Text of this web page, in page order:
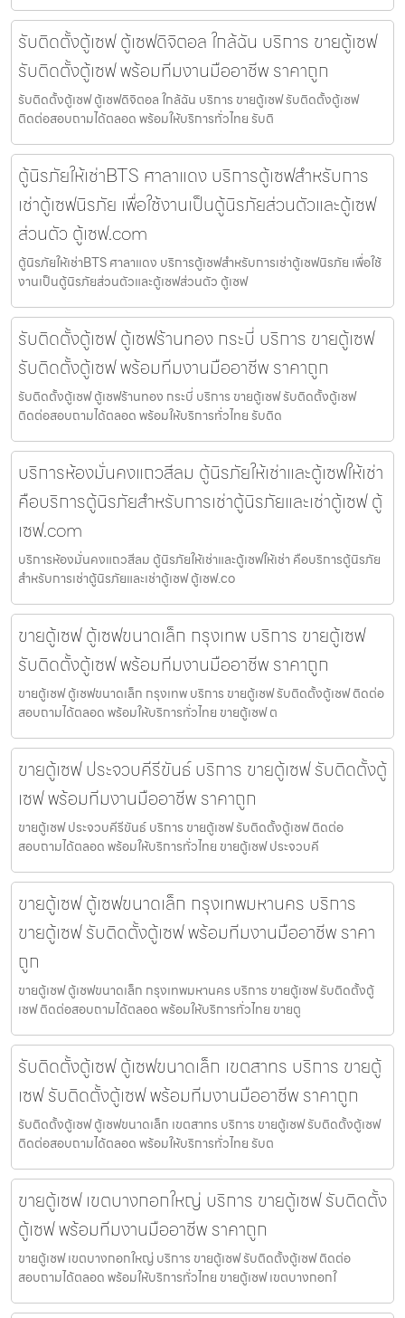
รับติดตั้งตู้เซฟ ตู้เซฟดิจิตอล ใกล้ฉัน บริการ ขายตู้เซฟ
รับติดตั้งตู้เซฟ พร้อมทีมงานมืออาชีพ ราคาถูก
รับติดตั้งตู้เซฟ ตู้เซฟดิจิตอล ใกล้ฉัน บริการ ขายตู้เซฟ รับติดตั้งตู้เซฟ
ติดต่อสอบถามได้ตลอด พร้อมให้บริการทั่วไทย รับติ
ตู้นิรภัยให้เช่าBTS ศาลาแดง บริการตู้เซฟสำหรับการ
เช่าตู้เซฟนิรภัย เพื่อใช้งานเป็นตู้นิรภัยส่วนตัวและตู้เซฟ
ส่วนตัว ตู้เซฟ.com
ตู้นิรภัยให้เช่าBTS ศาลาแดง บริการตู้เซฟสำหรับการเช่าตู้เซฟนิรภัย เพื่อใช้
งานเป็นตู้นิรภัยส่วนตัวและตู้เซฟส่วนตัว ตู้เซฟ
รับติดตั้งตู้เซฟ ตู้เซฟร้านทอง กระบี่ บริการ ขายตู้เซฟ
รับติดตั้งตู้เซฟ พร้อมทีมงานมืออาชีพ ราคาถูก
รับติดตั้งตู้เซฟ ตู้เซฟร้านทอง กระบี่ บริการ ขายตู้เซฟ รับติดตั้งตู้เซฟ
ติดต่อสอบถามได้ตลอด พร้อมให้บริการทั่วไทย รับติด
บริการห้องมั่นคงแถวสีลม ตู้นิรภัยให้เช่าและตู้เซฟให้เช่า
คือบริการตู้นิรภัยสำหรับการเช่าตู้นิรภัยและเช่าตู้เซฟ ตู้
เซฟ.com
บริการห้องมั่นคงแถวสีลม ตู้นิรภัยให้เช่าและตู้เซฟให้เช่า คือบริการตู้นิรภัย
สำหรับการเช่าตู้นิรภัยและเช่าตู้เซฟ ตู้เซฟ.co
ขายตู้เซฟ ตู้เซฟขนาดเล็ก กรุงเทพ บริการ ขายตู้เซฟ
รับติดตั้งตู้เซฟ พร้อมทีมงานมืออาชีพ ราคาถูก
ขายตู้เซฟ ตู้เซฟขนาดเล็ก กรุงเทพ บริการ ขายตู้เซฟ รับติดตั้งตู้เซฟ ติดต่อ
สอบถามได้ตลอด พร้อมให้บริการทั่วไทย ขายตู้เซฟ ต
ขายตู้เซฟ ประจวบคีรีขันธ์ บริการ ขายตู้เซฟ รับติดตั้งตู้
เซฟ พร้อมทีมงานมืออาชีพ ราคาถูก
ขายตู้เซฟ ประจวบคีรีขันธ์ บริการ ขายตู้เซฟ รับติดตั้งตู้เซฟ ติดต่อ
สอบถามได้ตลอด พร้อมให้บริการทั่วไทย ขายตู้เซฟ ประจวบคี
ขายตู้เซฟ ตู้เซฟขนาดเล็ก กรุงเทพมหานคร บริการ
ขายตู้เซฟ รับติดตั้งตู้เซฟ พร้อมทีมงานมืออาชีพ ราคา
ถูก
ขายตู้เซฟ ตู้เซฟขนาดเล็ก กรุงเทพมหานคร บริการ ขายตู้เซฟ รับติดตั้งตู้
เซฟ ติดต่อสอบถามได้ตลอด พร้อมให้บริการทั่วไทย ขายตู
รับติดตั้งตู้เซฟ ตู้เซฟขนาดเล็ก เขตสาทร บริการ ขายตู้
เซฟ รับติดตั้งตู้เซฟ พร้อมทีมงานมืออาชีพ ราคาถูก
รับติดตั้งตู้เซฟ ตู้เซฟขนาดเล็ก เขตสาทร บริการ ขายตู้เซฟ รับติดตั้งตู้เซฟ
ติดต่อสอบถามได้ตลอด พร้อมให้บริการทั่วไทย รับต
ขายตู้เซฟ เขตบางกอกใหญ่ บริการ ขายตู้เซฟ รับติดตั้ง
ตู้เซฟ พร้อมทีมงานมืออาชีพ ราคาถูก
ขายตู้เซฟ เขตบางกอกใหญ่ บริการ ขายตู้เซฟ รับติดตั้งตู้เซฟ ติดต่อ
สอบถามได้ตลอด พร้อมให้บริการทั่วไทย ขายตู้เซฟ เขตบางกอกใ